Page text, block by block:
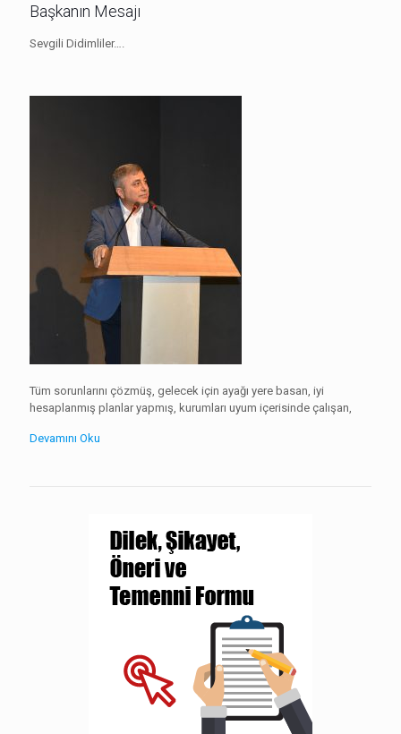
Başkanın Mesajı
Sevgili Didimliler….
Tüm sorunlarını çözmüş, gelecek için ayağı yere basan, iyi
hesaplanmış planlar yapmış, kurumları uyum içerisinde çalışan,
Devamını Oku